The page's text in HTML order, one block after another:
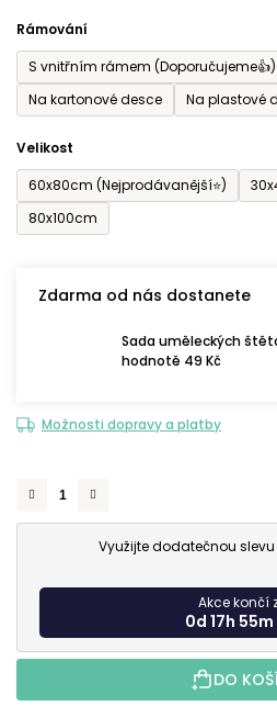
Rámování
S vnitřním rámem (Doporučujeme👍)
Na kartonové desce
Na plastové
Velikost
60x80cm (Nejprodávanější⭐)
80x100cm
Zdarma od nás dostanete
Sada uměleckých
hodnotě 49 Kč
Možnosti dopravy a platby
Využijte dodatečnou slevu
Akce končí
0d 17h
DO
5
hvězdiček.